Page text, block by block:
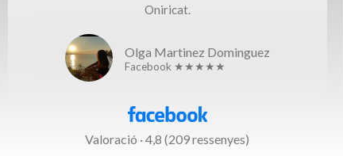
Oniricat.
Olga Martinez Dominguez
Facebook ★★★★★
Valoració · 4,8 (209 ressenyes)